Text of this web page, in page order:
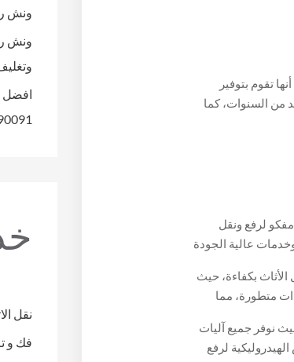
تقوم بتوفير
من السنوات، كما
النقل كاملة بصورة
على بعض تفاصيل
لرفع ونقل
عالية الجودة
بكفاءة، حيث
متطورة، مما
نوفر جميع آليات
لرفع
ونش
ونش
وتغليف
افضل
نقل
فك و